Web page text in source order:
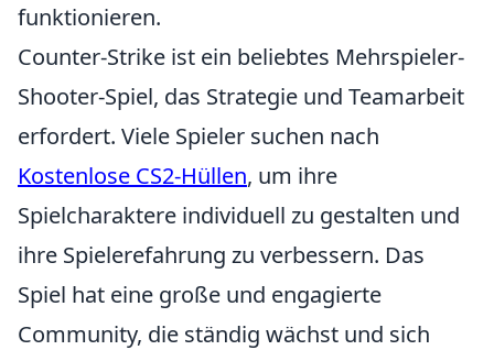
funktionieren.
Counter-Strike ist ein beliebtes Mehrspieler-
Shooter-Spiel, das Strategie und Teamarbeit
erfordert. Viele Spieler suchen nach
Kostenlose CS2-Hüllen, um ihre
Spielcharaktere individuell zu gestalten und
ihre Spielerefahrung zu verbessern. Das
Spiel hat eine große und engagierte
Community, die ständig wächst und sich